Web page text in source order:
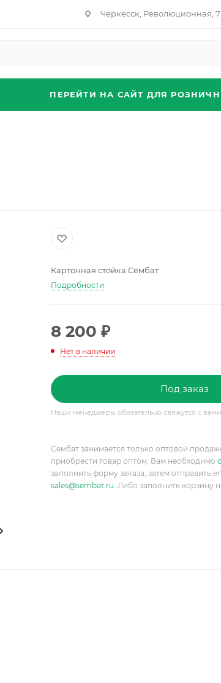
Черкесск, Революционная, 7
ПЕРЕЙТИ НА САЙТ ДЛЯ
Картонная стойка Сембат
Подробности
8 200 ₽
Нет в наличии
Под заказ
Наши менеджеры обязательно свяжутся с вами
Сембат занимается только оптовой
приобрести товар оптом, Вам необходимо
заполнить форму заказа, затем отправить
sales@sembat.ru. Либо заполнить корзину